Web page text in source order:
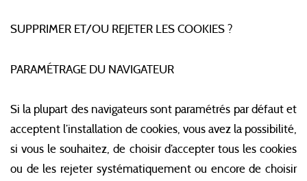
SUPPRIMER ET/OU REJETER LES COOKIES ?
PARAMÉTRAGE DU NAVIGATEUR
Si la plupart des navigateurs sont paramétrés par défaut et
acceptent l’installation de cookies, vous avez la possibilité,
si vous le souhaitez, de choisir d’accepter tous les cookies
ou de les rejeter systématiquement ou encore de choisir